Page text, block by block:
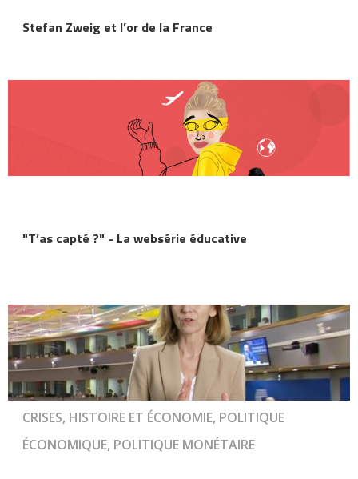
Stefan Zweig et l’or de la France
"T’as capté ?" - La websérie éducative
CRISES, HISTOIRE ET ÉCONOMIE, POLITIQUE
ÉCONOMIQUE, POLITIQUE MONÉTAIRE